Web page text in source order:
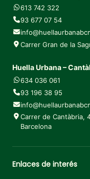
613 742 322
93 677 07 54
Carrer Gran de la
Huella Urbana –
634 036 061
93 196 38 95
Carrer de Cantàbria,
Barcelona
Enlaces de interés